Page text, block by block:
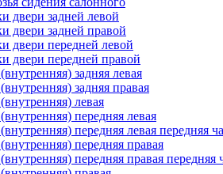
двери задней левой
двери задней правой
двери передней левой
двери передней правой
задняя левая
задняя правая
левая
передняя левая
передняя левая передняя
передняя правая
передняя правая передняя